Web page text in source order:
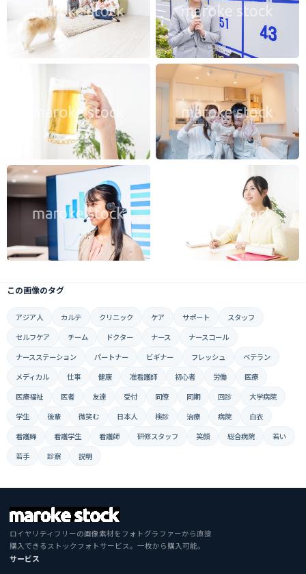
この画像のタグ
アジア人 カルテ クリニック ケア サポート
スタッフ
セルフケア
チーム ドクター ナース
ナースコール
ナースステーション
パートナー ビギナー フレッシュ
ベテラン
メディカル
仕事 健康 准看護師 初心者 労働
医療
医療福祉
医者 友達 受付 同僚 同期 回診
大学病院
学生
後輩 微笑む 日本人 検診 治療 病院
白衣
看護婦
看護学生 看護師 研修スタッフ 笑顔 総合病院
若い
若手
診察 説明
ロイヤリティフリーの画像素材をフォトグラファーから直接
購入できるストックフォトサービス。一枚から購入可能。
サービス